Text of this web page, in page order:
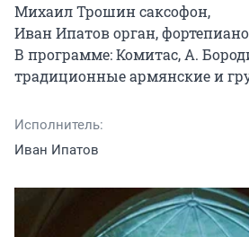
Михаил Трошин саксофон,
Иван Ипатов орган,
В программе: Комитас, А.
традиционные армянские и
Исполнитель:
Иван Ипатов